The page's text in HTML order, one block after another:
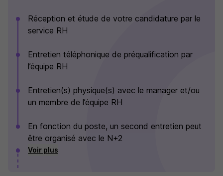
Réception et étude de votre candidature par le
service RH
Entretien téléphonique de préqualification par
l’équipe RH
Entretien(s) physique(s) avec le manager et/ou
un membre de l’équipe RH
En fonction du poste, un second entretien peut
être organisé avec le N+2
Voir plus